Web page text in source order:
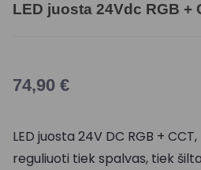
LED juosta 24Vdc RGB +
74,90 €
LED juosta 24V DC RGB +
reguliuoti tiek spalvas, tiek